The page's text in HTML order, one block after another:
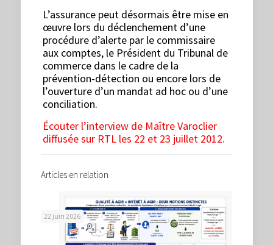
L’assurance peut désormais être mise en
œuvre lors du déclenchement d’une
procédure d’alerte par le commissaire
aux comptes, le Président du Tribunal de
commerce dans le cadre de la
prévention-détection ou encore lors de
l’ouverture d’un mandat ad hoc ou d’une
conciliation.
Écouter l’interview de Maître Varoclier
diffusée sur RTL les 22 et 23 juillet 2012.
Articles en relation
22 juin 2026